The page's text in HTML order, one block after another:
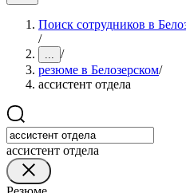
Поиск сотрудников в
/
... /
резюме в Белозерском/
ассистент отдела
ассистент отдела